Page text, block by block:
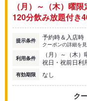
（月）～（木）曜
120分飲み放題付き
提示条件 予約時＆入店時
クーポンの詳細を
利用条件
（月）～（木
祝日・祝前日利
有効期限 なし
ク